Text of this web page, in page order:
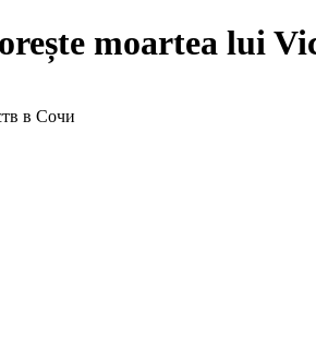
moartea lui
в Сочи